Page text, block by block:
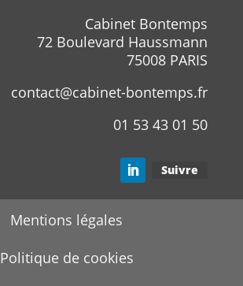
Cabinet Bontemps
72 Boulevard Haussmann
75008 PARIS
contact@cabinet-bontemps.fr
01 53 43 01 50
Suivre
Mentions légales
Politique de cookies